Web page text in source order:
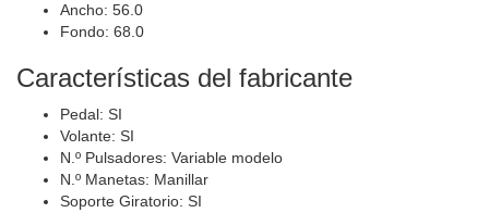
Ancho: 56.0
Fondo: 68.0
Características del fabricante
Pedal: SI
Volante: SI
N.º Pulsadores: Variable modelo
N.º Manetas: Manillar
Soporte Giratorio: SI